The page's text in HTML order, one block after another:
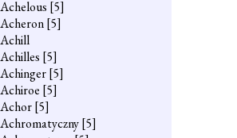
Achelous [5]
Acheron[5]
Achill
Achilles [5]
Achinger[5]
Achiroe [5]
Achor[5]
Achromatyczny[5]